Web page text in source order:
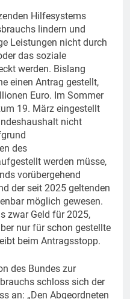
Hilfesystems
lindern und
Leistungen nicht durch
das soziale
werden. Bislang
einen Antrag gestellt,
Euro. Im Sommer
19. März eingestellt
nicht
des
werden müsse,
vorübergehend
der seit 2025 geltenden
möglich gewesen.
zwar Geld für 2025,
nur für schon gestellte
beim Antragsstopp.
des Bundes zur
schloss sich der
an: „Den Abgeordneten